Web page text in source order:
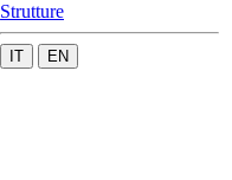
Strutture
IT EN